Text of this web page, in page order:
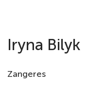
Iryna Bilyk
Zangeres